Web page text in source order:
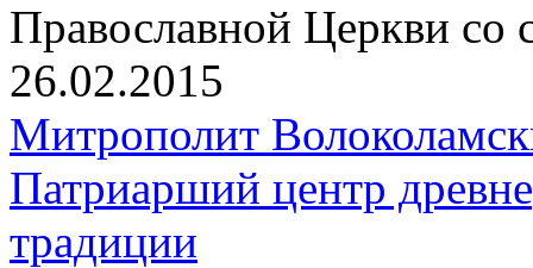
Православной Церкви со
26.02.2015
Митрополит
Патриарший центр
традиции